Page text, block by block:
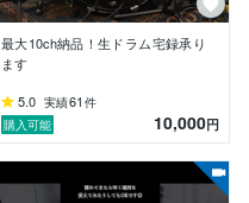
最大10ch納品！生ドラム宅録承り
ます
5.0 実績61 件
購入可能
10,000円